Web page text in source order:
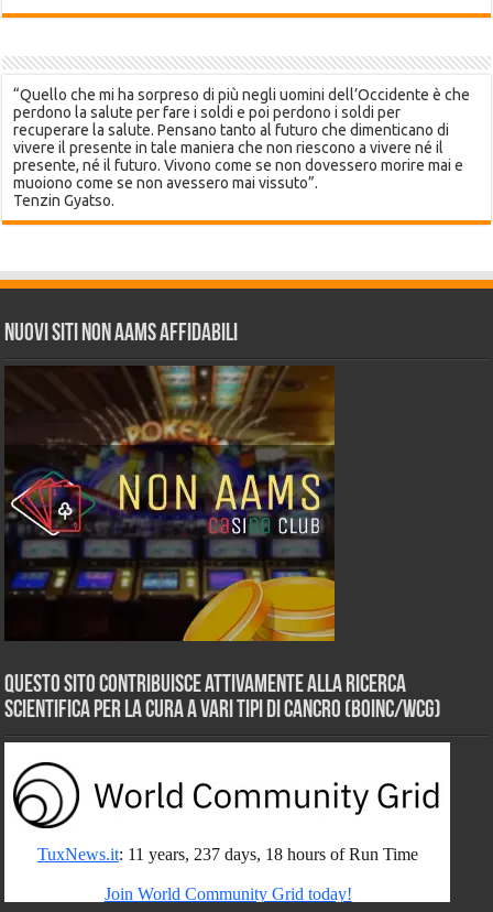
“Quello che mi ha sorpreso di più negli uomini dell’Occidente è che
perdono la salute per fare i soldi e poi perdono i soldi per
recuperare la salute. Pensano tanto al futuro che dimenticano di
vivere il presente in tale maniera che non riescono a vivere né il
presente, né il futuro. Vivono come se non dovessero morire mai e
muoiono come se non avessero mai vissuto”.
Tenzin Gyatso.
Nuovi siti non AAMS affidabili
Questo sito contribuisce attivamente alla ricerca
scientifica per la cura a vari tipi di Cancro (BOINC/WCG)